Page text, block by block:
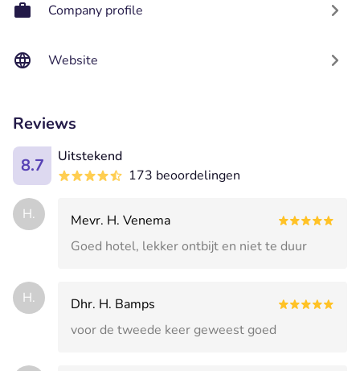
Company profile
Website
Reviews
8.7
Uitstekend
173 beoordelingen
H.
Mevr. H. Venema
Goed hotel, lekker ontbijt en niet te duur
H.
Dhr. H. Bamps
voor de tweede keer geweest goed